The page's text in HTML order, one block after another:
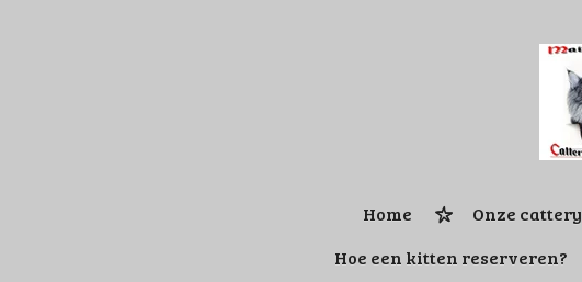
Home Onze cattery
Hoe een kitten reserveren?